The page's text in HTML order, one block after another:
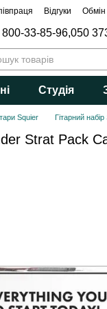
Відгуки
800-33-85-96,050
Студія
Squier Гітарний
Strat Pack